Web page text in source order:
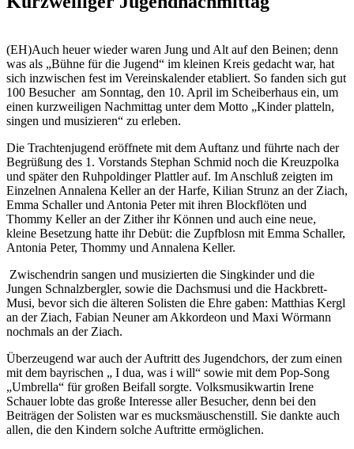
(EH)Auch heuer wieder waren Jung und Alt auf den Beinen; denn
was als „Bühne für die Jugend“ im kleinen Kreis gedacht war, hat
sich inzwischen fest im Vereinskalender etabliert. So fanden sich gut
100 Besucher am Sonntag, den 10. April im Scheiberhaus ein, um
einen kurzweiligen Nachmittag unter dem Motto „Kinder platteln,
singen und musizieren“ zu erleben.
Die Trachtenjugend eröffnete mit dem Auftanz und führte nach der
Begrüßung des 1. Vorstands Stephan Schmid noch die Kreuzpolka
und später den Ruhpoldinger Plattler auf. Im Anschluß zeigten im
Einzelnen Annalena Keller an der Harfe, Kilian Strunz an der Ziach,
Emma Schaller und Antonia Peter mit ihren Blockflöten und
Thommy Keller an der Zither ihr Können und auch eine neue,
kleine Besetzung hatte ihr Debüt: die Zupfblosn mit Emma Schaller,
Antonia Peter, Thommy und Annalena Keller.
Zwischendrin sangen und musizierten die Singkinder und die
Jungen Schnalzbergler, sowie die Dachsmusi und die Hackbrett-
Musi, bevor sich die älteren Solisten die Ehre gaben: Matthias Kergl
an der Ziach, Fabian Neuner am Akkordeon und Maxi Wörmann
nochmals an der Ziach.
Überzeugend war auch der Auftritt des Jugendchors, der zum einen
mit dem bayrischen „ I dua, was i will“ sowie mit dem Pop-Song
„Umbrella“ für großen Beifall sorgte. Volksmusikwartin Irene
Schauer lobte das große Interesse aller Besucher, denn bei den
Beiträgen der Solisten war es mucksmäuschenstill. Sie dankte auch
allen, die den Kindern solche Auftritte ermöglichen.